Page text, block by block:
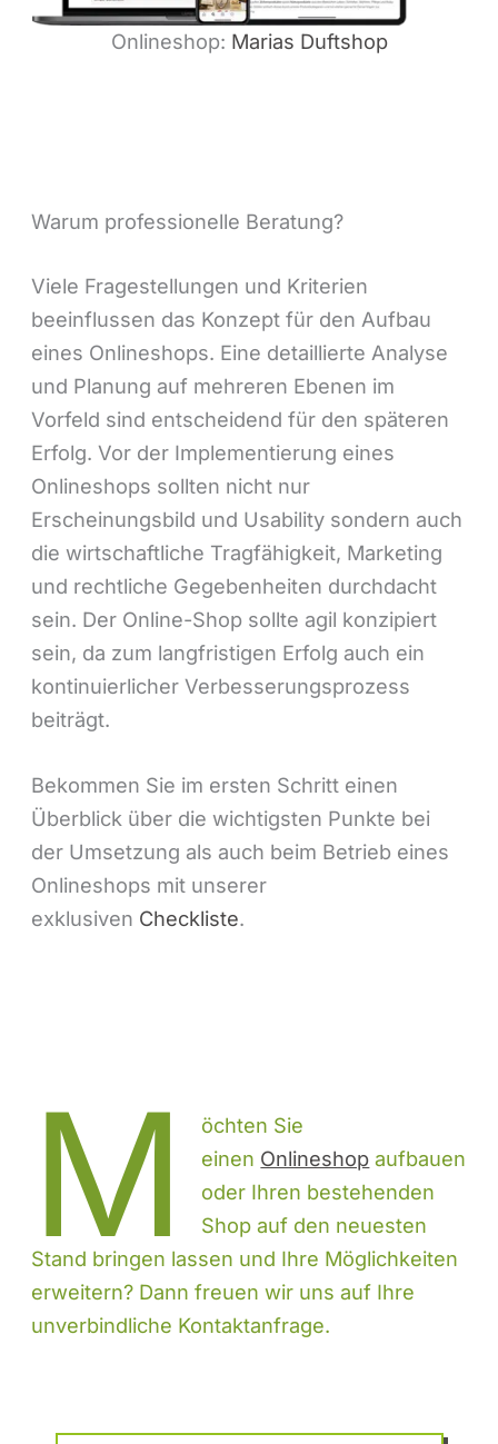
Onlineshop: Marias Duftshop
Warum professionelle Beratung?
Viele Fragestellungen und Kriterien
beeinflussen das Konzept für den Aufbau
eines Onlineshops. Eine detaillierte Analyse
und Planung auf mehreren Ebenen im
Vorfeld sind entscheidend für den späteren
Erfolg. Vor der Implementierung eines
Onlineshops sollten nicht nur
Erscheinungsbild und Usability sondern auch
die wirtschaftliche Tragfähigkeit, Marketing
und rechtliche Gegebenheiten durchdacht
sein. Der Online-Shop sollte agil konzipiert
sein, da zum langfristigen Erfolg auch ein
kontinuierlicher Verbesserungsprozess
beiträgt.
Bekommen Sie im ersten Schritt einen
Überblick über die wichtigsten Punkte bei
der Umsetzung als auch beim Betrieb eines
Onlineshops mit unserer
exklusiven Checkliste.
M
öchten Sie
einen Onlineshop aufbauen
oder Ihren bestehenden
Shop auf den neuesten
Stand bringen lassen und Ihre Möglichkeiten
erweitern? Dann freuen wir uns auf Ihre
unverbindliche Kontaktanfrage.